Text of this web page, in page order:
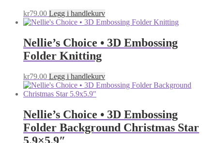
kr79.00 Legg i handlekurv
Nellie’s Choice • 3D Embossing
Folder Knitting
kr79.00 Legg i handlekurv
Nellie’s Choice • 3D Embossing
Folder Background Christmas Star
5.9×5.9″